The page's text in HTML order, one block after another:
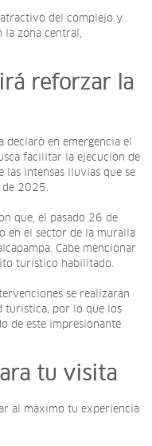
del complejo y
la zona central,
reforzar la
declaró en emergencia el
facilitar la ejecución de
las intensas lluvias que se
de 2025.
que, el pasado 26 de
en el sector de la muralla
Cabe mencionar
turístico habilitado.
se realizarán
turística, por lo que los
de este impresionante
tu visita
al máximo tu experiencia